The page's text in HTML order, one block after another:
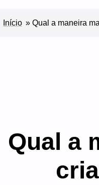
Início » Qual a maneira
Qual a